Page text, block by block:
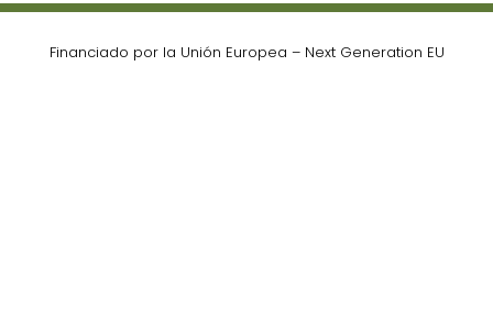
Financiado por la Unión Europea – Next Generation EU